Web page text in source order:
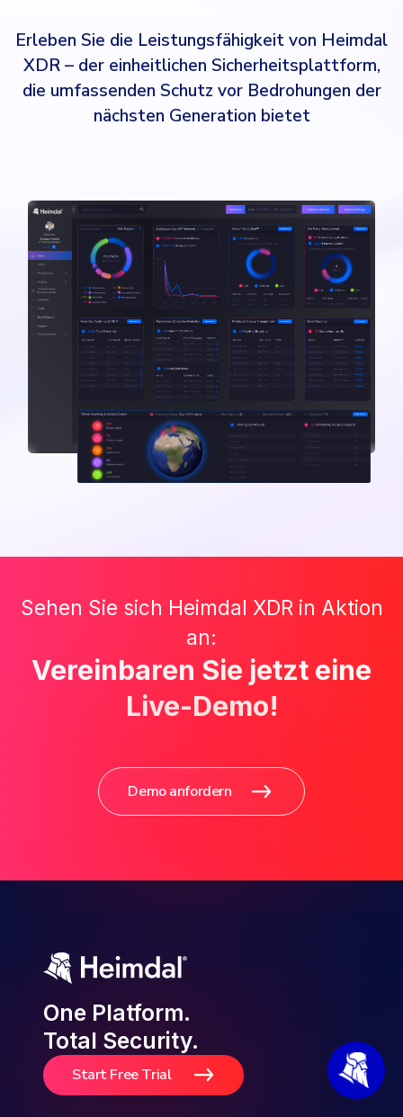
Erleben Sie die Leistungsfähigkeit von Heimdal
XDR – der einheitlichen Sicherheitsplattform,
die umfassenden Schutz vor Bedrohungen der
nächsten Generation bietet
Sehen Sie sich Heimdal XDR in Aktion
an:
Vereinbaren Sie jetzt eine
Live-Demo!
Demo anfordern
One Platform.
Total Security.
Start Free Trial